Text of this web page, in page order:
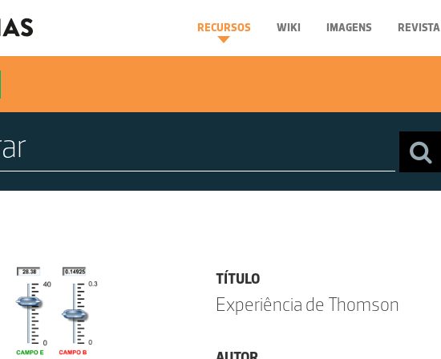
RECURSOS WIKI IMAGENS REVISTA
TÍTULO
Experiência de Thomson